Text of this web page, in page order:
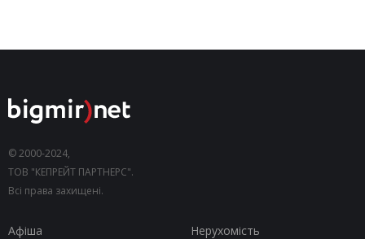
© 2000-2024,
ТОВ "КЕПРЕЙТ ПАРТНЕРС".
Всі права захищені.
Афіша
Нерухомість